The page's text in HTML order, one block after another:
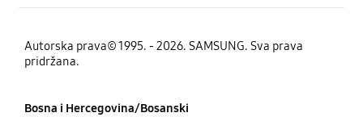
Autorska prava© 1995. - 2026. SAMSUNG. Sva prava
pridržana.
Bosna i Hercegovina/Bosanski